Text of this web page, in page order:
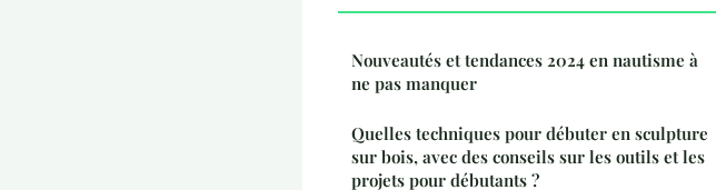
Nouveautés et tendances 2024 en nautisme à
ne pas manquer
Quelles techniques pour débuter en sculpture
sur bois, avec des conseils sur les outils et les
projets pour débutants ?